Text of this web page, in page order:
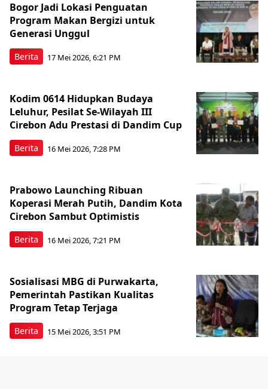
Berita
Bogor Jadi Lokasi Penguatan
Program Makan Bergizi untuk
Generasi Unggul
17 Mei 2026, 6:21 PM
Berita
Kodim 0614 Hidupkan Budaya
Leluhur, Pesilat Se-Wilayah III
Cirebon Adu Prestasi di Dandim Cup
16 Mei 2026, 7:28 PM
Berita
Prabowo Launching Ribuan
Koperasi Merah Putih, Dandim Kota
Cirebon Sambut Optimistis
16 Mei 2026, 7:21 PM
Berita
Sosialisasi MBG di Purwakarta,
Pemerintah Pastikan Kualitas
Program Tetap Terjaga
15 Mei 2026, 3:51 PM